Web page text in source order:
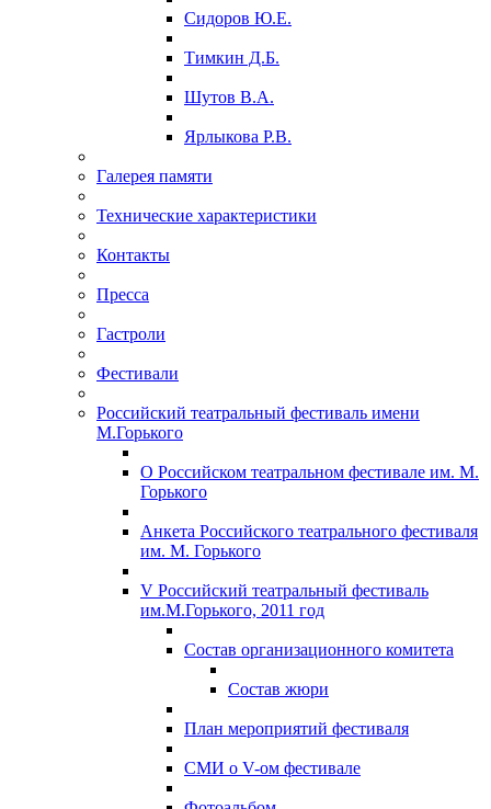
Сидоров Ю.Е.
Тимкин Д.Б.
Шутов В.А.
Ярлыкова Р.В.
Галерея памяти
Технические характеристики
Контакты
Пресса
Гастроли
Фестивали
Российский театральный фестиваль имени
М.Горького
О Российском театральном фестивале им. М.
Горького
Анкета Российского театрального фестиваля
им. М. Горького
V Российский театральный фестиваль
им.М.Горького, 2011 год
Состав организационного комитета
Состав жюри
План мероприятий фестиваля
СМИ о V-ом фестивале